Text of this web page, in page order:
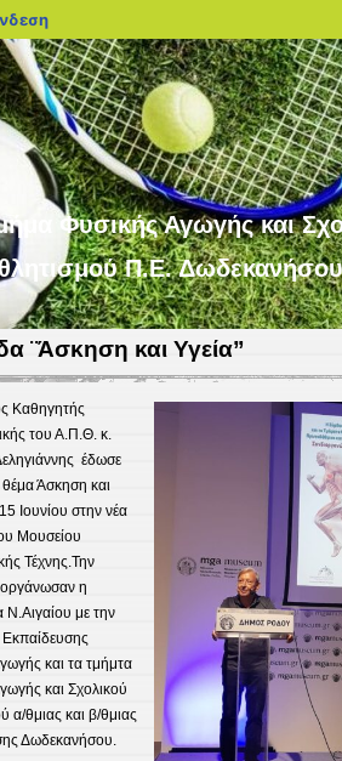
Φυσικής Αγωγής και
Π.Ε. Δωδεκανήσου
¨Άσκηση και Υγεία”
Καθηγητής
του Α.Π.Θ. κ.
έδωσε
θέμα Άσκηση και
Ιουνίου στην νέα
Μουσείου
Τέχνης.Την
η
Ν.Αιγαίου με την
και τα τμήμτα
και Σχολικού
α/θμιας και β/θμιας
Δωδεκανήσου.
blogs.sch.gr